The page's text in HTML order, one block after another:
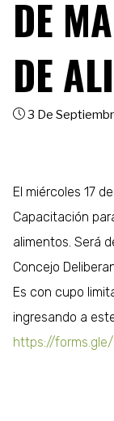
DE
DE
3 De
El miércoles 17
Capacitación
alimentos. Será
Concejo
Es con cupo
ingresando a
https://